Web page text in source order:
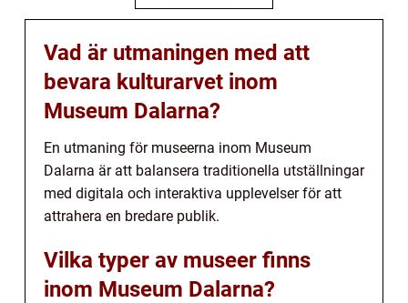
Vad är utmaningen med att
bevara kulturarvet inom
Museum Dalarna?
En utmaning för museerna inom Museum
Dalarna är att balansera traditionella utställningar
med digitala och interaktiva upplevelser för att
attrahera en bredare publik.
Vilka typer av museer finns
inom Museum Dalarna?